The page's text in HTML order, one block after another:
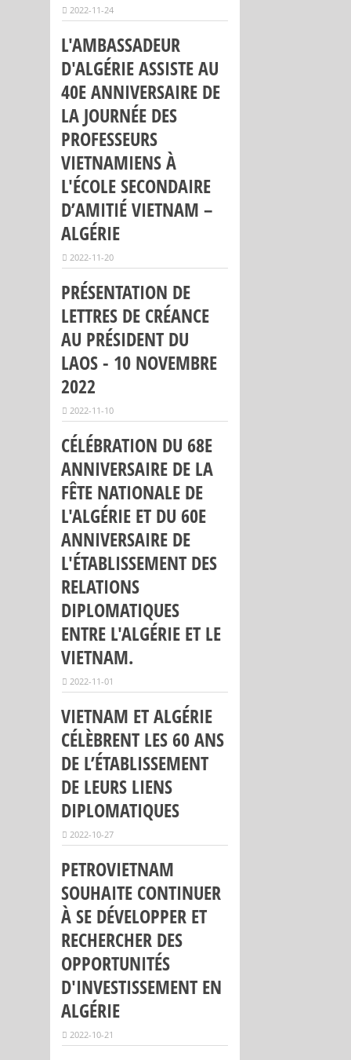
2022-11-24
L'AMBASSADEUR
D'ALGÉRIE ASSISTE AU
40E ANNIVERSAIRE DE
LA JOURNÉE DES
PROFESSEURS
VIETNAMIENS À
L'ÉCOLE SECONDAIRE
D’AMITIÉ VIETNAM –
ALGÉRIE
2022-11-20
PRÉSENTATION DE
LETTRES DE CRÉANCE
AU PRÉSIDENT DU
LAOS - 10 NOVEMBRE
2022
2022-11-10
CÉLÉBRATION DU 68E
ANNIVERSAIRE DE LA
FÊTE NATIONALE DE
L'ALGÉRIE ET DU 60E
ANNIVERSAIRE DE
L'ÉTABLISSEMENT DES
RELATIONS
DIPLOMATIQUES
ENTRE L'ALGÉRIE ET LE
VIETNAM.
2022-11-01
VIETNAM ET ALGÉRIE
CÉLÈBRENT LES 60 ANS
DE L’ÉTABLISSEMENT
DE LEURS LIENS
DIPLOMATIQUES
2022-10-27
PETROVIETNAM
SOUHAITE CONTINUER
À SE DÉVELOPPER ET
RECHERCHER DES
OPPORTUNITÉS
D'INVESTISSEMENT EN
ALGÉRIE
2022-10-21